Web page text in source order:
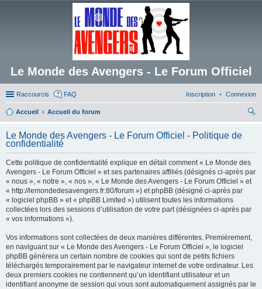
Le Monde des Avengers - Le Forum Officiel
Raccourcis FAQ Connexion
Inscription
Accueil
Accueil du forum
ch
Le Monde des Avengers - Le Forum Officiel - Politique de
confidentialité
Cette politique de confidentialité explique en détail comment « Le Monde des
Avengers - Le Forum Officiel » et ses partenaires affiliés (désignés ci-après par
« nous », « notre », « nos », « Le Monde des Avengers - Le Forum Officiel » et
« http://lemondedesavengers.fr:80/forum ») et phpBB (désigné ci-après par
« logiciel phpBB » et « phpBB Limited ») utilisent toutes les informations
collectées lors des sessions d’utilisation de votre part (désignées ci-après par
« vos informations »).
Vos informations sont collectées de deux manières différentes. Premièrement,
en naviguant sur « Le Monde des Avengers - Le Forum Officiel », le logiciel
phpBB génèrera un certain nombre de cookies qui sont de petits fichiers
téléchargés temporairement par le navigateur internet de votre ordinateur. Les
deux premiers cookies ne contiennent qu’un identifiant utilisateur et un
identifiant anonyme de session qui vous sont automatiquement assignés par le